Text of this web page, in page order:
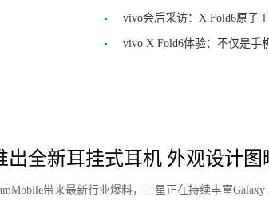
vivo会后采访：X Fold6原子
难回”vivo X Fold6体验：不仅是手
出全新耳挂式耳机 外观设计图
带来最新行业爆料，三星正在持续丰富